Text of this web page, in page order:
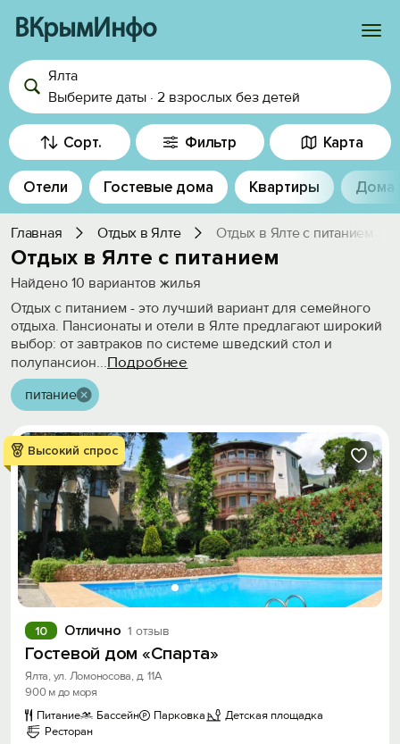
ВКрымИнфо
Войти
Избранное
История просмотра
Добавить свой объект
Ялта
Выберите даты · 2 взрослых без детей
Сорт. Фильтр Карта
Отели Гостевые дома Квартиры Дома
Главная Отдых в Ялте Отдых в Ялте с питанием
Отдых в Ялте c питанием
Найдено 10 вариантов жилья
Отдых с питанием - это лучший вариант для семейного
отдыха. Пансионаты и отели в Ялте предлагают широкий
выбор: от завтраков по системе шведский стол и
полупансион...Подробнее
питание
Высокий спрос
Отлично 1 отзыв
10
Гостевой дом «Спарта»
Ялта, ул. Ломоносова, д. 11А
900 м до моря
Питание
Бассейн Парковка
Детская площадка
Ресторан